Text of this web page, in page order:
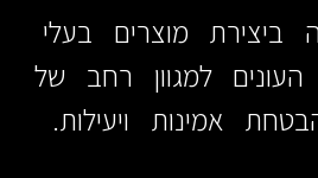
מוצרים בעלי
העונים למגוון רחב של
אמינות ויעילות.